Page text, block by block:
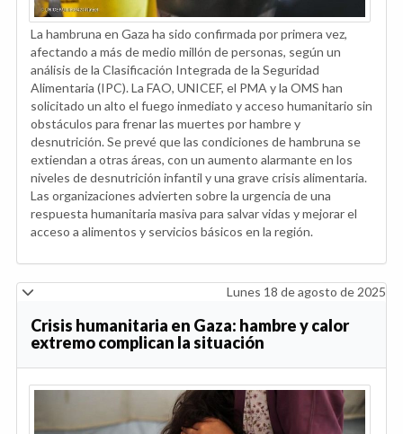
La hambruna en Gaza ha sido confirmada por primera vez,
afectando a más de medio millón de personas, según un
análisis de la Clasificación Integrada de la Seguridad
Alimentaria (IPC). La FAO, UNICEF, el PMA y la OMS han
solicitado un alto el fuego inmediato y acceso humanitario sin
obstáculos para frenar las muertes por hambre y
desnutrición. Se prevé que las condiciones de hambruna se
extiendan a otras áreas, con un aumento alarmante en los
niveles de desnutrición infantil y una grave crisis alimentaria.
Las organizaciones advierten sobre la urgencia de una
respuesta humanitaria masiva para salvar vidas y mejorar el
acceso a alimentos y servicios básicos en la región.
Lunes 18 de agosto de 2025
Crisis humanitaria en Gaza: hambre y calor
extremo complican la situación